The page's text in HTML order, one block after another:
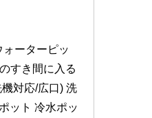
ォーターピッ
すき間に入る
対応/広口) 洗
ット 冷水ポッ